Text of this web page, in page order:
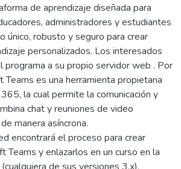
de aprendizaje diseñada para
administradores y estudiantes
único, robusto y seguro para crear
personalizados. Los interesados
programa a su propio servidor web . Por
es una herramienta propietaria
la cual permite la comunicación y
chat y reuniones de video
manera asíncrona.
encontrará el proceso para crear
Teams y enlazarlos en un curso en la